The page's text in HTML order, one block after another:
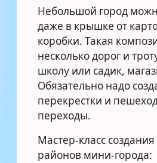
Небольшой город
даже в крышке от
коробки. Такая
несколько дорог и
школу или садик,
Обязательно надо
перекрестки и
переходы.
Мастер-класс
районов мини-города: